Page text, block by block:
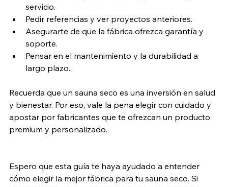
servicio.
Pedir referencias y ver proyectos anteriores.
Asegurarte de que la fábrica ofrezca garantía y
soporte.
Pensar en el mantenimiento y la durabilidad a
largo plazo.
Recuerda que un sauna seco es una inversión en salud
y bienestar. Por eso, vale la pena elegir con cuidado y
apostar por fabricantes que te ofrezcan un producto
premium y personalizado.
Espero que esta guía te haya ayudado a entender
cómo elegir la mejor fábrica para tu sauna seco. Si